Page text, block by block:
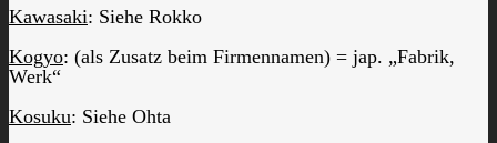
Kawasaki: Siehe Rokko
Kogyo: (als Zusatz beim Firmennamen) = jap. „Fabrik,
Werk“
Kosuku: Siehe Ohta